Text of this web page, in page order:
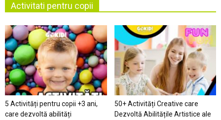
Activitati pentru copii
5 Activități pentru copii +3 ani,
care dezvoltă abilități
50+ Activități Creative care
Dezvoltă Abilitățile Artistice ale